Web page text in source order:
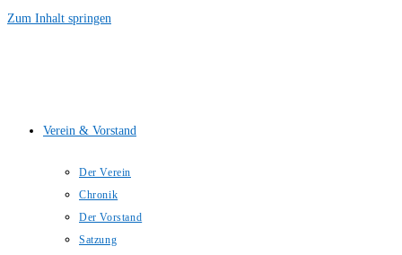
Zum Inhalt springen
Verein & Vorstand
Der Verein
Chronik
Der Vorstand
Satzung